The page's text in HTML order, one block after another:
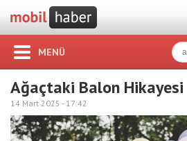
MENÜ
Ağaçtaki Balon Hikayesi
14 Mart 2025 - 17:42